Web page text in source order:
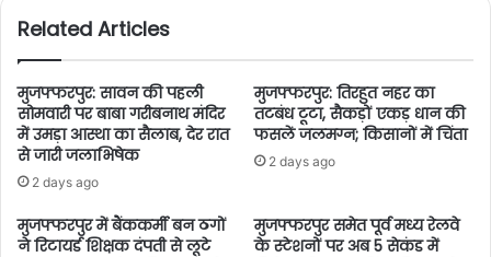
Related Articles
मुजफ्फरपुर: सावन की पहली
सोमवारी पर बाबा गरीबनाथ मंदिर
में उमड़ा आस्था का सैलाब, देर रात
से जारी जलाभिषेक
2 days ago
मुजफ्फरपुर: तिरहुत नहर का
तटबंध टूटा, सैकड़ों एकड़ धान की
फसलें जलमग्न; किसानों में चिंता
2 days ago
मुजफ्फरपुर में बैंककर्मी बन ठगों
ने रिटायर्ड शिक्षक दंपती से लूटे
मुजफ्फरपुर समेत पूर्व मध्य रेलवे
के स्टेशनों पर अब 5 सेकंड में